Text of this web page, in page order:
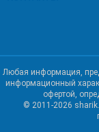
Любая информация,
информационный
офертой,
© 2011-2026